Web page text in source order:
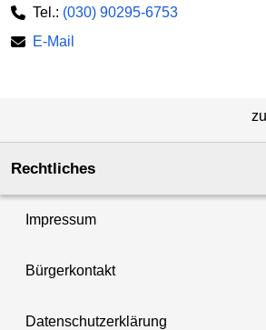
Tel.: (030) 90295-6753
E-Mail
Rechtliches
Impressum
Bürgerkontakt
Datenschutzerklärung